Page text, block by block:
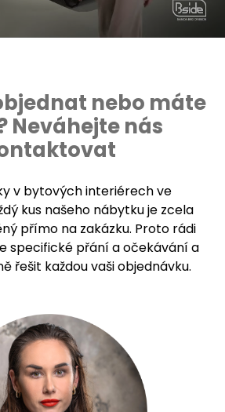
nebo máte
Neváhejte nás
v bytových interiérech ve
kus našeho nábytku je zcela
přímo na zakázku. Proto rádi
specifické přání a očekávání a
řešit každou vaši objednávku.